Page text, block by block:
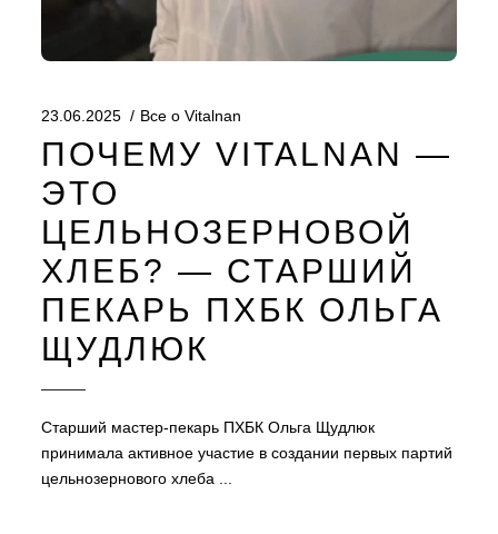
23.06.2025 Все о Vitalnan
ПОЧЕМУ VITALNAN —
ЭТО
ЦЕЛЬНОЗЕРНОВОЙ
ХЛЕБ? — СТАРШИЙ
ПЕКАРЬ ПХБК ОЛЬГА
ЩУДЛЮК
Старший мастер-пекарь ПХБК Ольга Щудлюк
принимала активное участие в создании первых партий
цельнозернового хлеба